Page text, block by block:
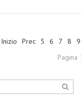
Inizio Prec 5 6 7 8
9
Pagina